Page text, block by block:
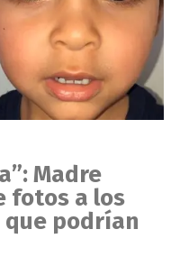
Madre
fotos a los
que podrían